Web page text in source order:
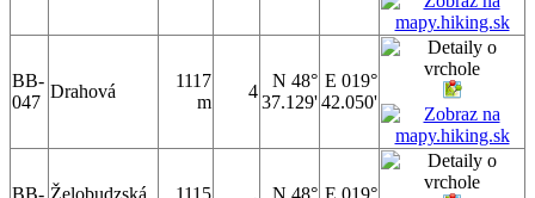
BB-
047
Drahová
1117
m
4
N 48°
37.129'
E 019°
42.050'
BB- Želobudzská
1115
N 48° E 019°